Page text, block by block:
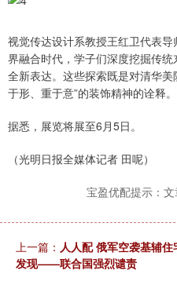
视觉传达设计系教授王红卫代表
界融合时代，学子们深度挖掘传
全新表达。这些探索既是对清华
于形、重于意”的装饰精神的诠释。
据悉，展览将展至6月5日。
（光明日报全媒体记者 田呢）
宝盈优配提示：文
上一篇： 人人配 俄军空袭基辅
发现——联合国强烈谴责